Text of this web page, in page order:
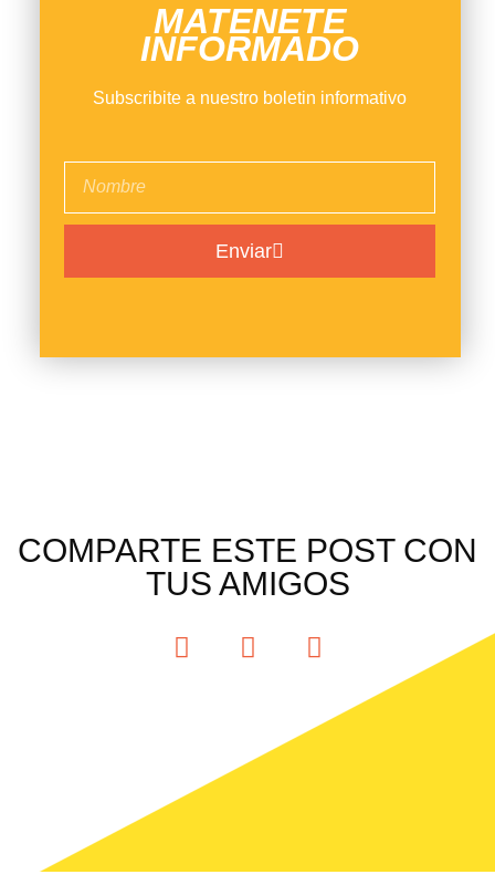
MATENETE
INFORMADO
Subscribite a nuestro boletin informativo
Enviar
COMPARTE ESTE POST CON
TUS AMIGOS